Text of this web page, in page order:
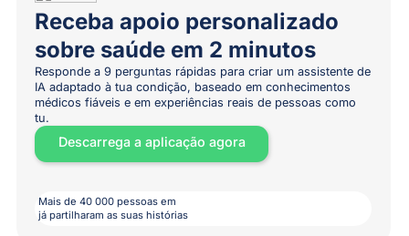
Receba apoio personalizado
sobre saúde em 2 minutos
Responde a 9 perguntas rápidas para criar um assistente de
IA adaptado à tua condição, baseado em conhecimentos
médicos fiáveis e em experiências reais de pessoas como
tu.
Descarrega a aplicação agora
Mais de 40 000 pessoas em
já partilharam as suas histórias